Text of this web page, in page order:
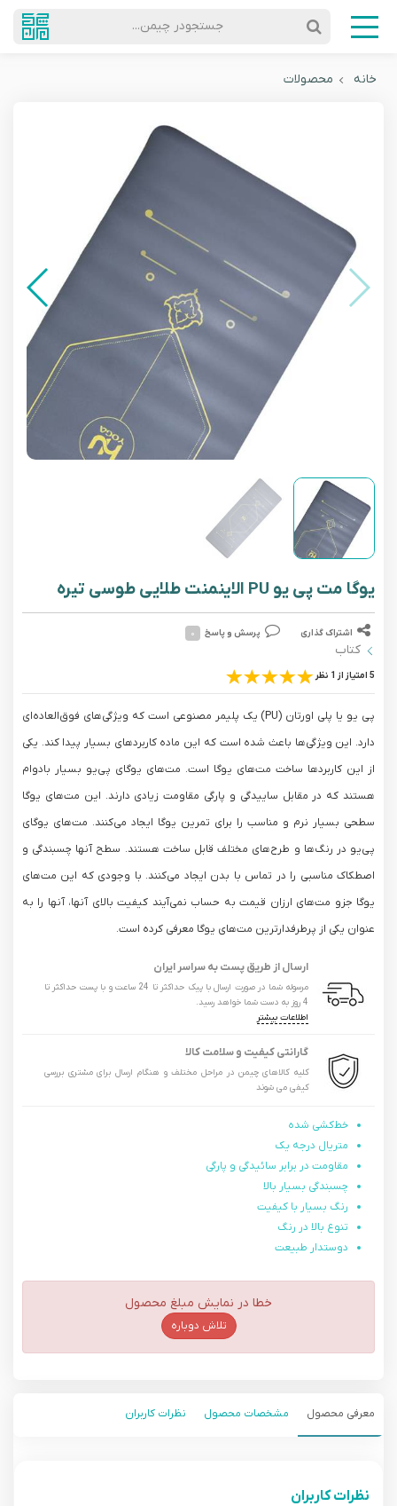
جستجودر چیمن...
خانه محصولات
یوگا مت پی یو PU الاینمنت طلایی طوسی تیره
اشتراک گذاری پرسش و پاسخ ۰
کتاب
5 امتیاز از 1 نظر
پی‎ یو یا پلی اورتان (PU) یک پلیمر مصنوعی است که ویژگی‌های فوق‌العاده‌ای
دارد. این ویژگی‌ها باعث شده است که این ماده کاربردهای بسیار پیدا کند. یکی
از این کاربردها ساخت مت‌های یوگا است. مت‌های یوگای پی‌یو بسیار بادوام
هستند که در مقابل ساییدگی و پارگی مقاومت زیادی دارند. این مت‌های یوگا
سطحی بسیار نرم و مناسب را برای تمرین یوگا ایجاد می‌کنند. مت‌های یوگای
پی‌یو در رنگ‌ها و طرح‌های مختلف قابل ساخت هستند. سطح آنها چسبندگی و
اصطکاک مناسبی را در تماس با بدن ایجاد می‌کنند. با وجودی که این مت‌های
یوگا جزو مت‌های ارزان قیمت به حساب نمی‌آیند کیفیت بالای آنها، آنها را به
عنوان یکی از پرطرفدارترین مت‌های یوگا معرفی کرده است.
ارسال از طریق پست به سراسر ایران
مرسوله شما در صورت ارسال با پیک حداکثر تا 24 ساعت و با پست حداکثر تا
4 روز به دست شما خواهد رسید.
اطلاعات بیشتر
گارانتی کیفیت و سلامت کالا
کلیه کالاهای چیمن در مراحل مختلف و هنگام ارسال برای مشتری بررسی
کیفی می شوند
خط‌کشی شده
متریال درجه یک
مقاومت در برابر سائیدگی و پارگی
چسبندگی بسیار بالا
رنگ بسیار با کیفیت
تنوع بالا در رنگ
دوستدار طبیعت
خطا در نمایش مبلغ محصول
تلاش دوباره
معرفی محصول مشخصات محصول نظرات کاربران
نظرات کاربران